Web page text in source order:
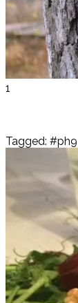
1
Tagged: #ph9